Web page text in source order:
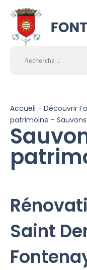
Accueil - Découvrir
patrimoine -
Saint